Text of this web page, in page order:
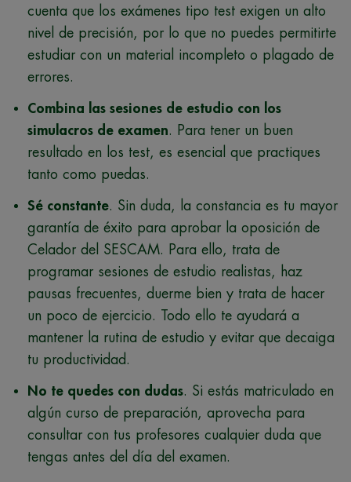
cuenta que los exámenes tipo test exigen un alto
nivel de precisión, por lo que no puedes permitirte
estudiar con un material incompleto o plagado de
errores.
Combina las sesiones de estudio con los
simulacros de examen. Para tener un buen
resultado en los test, es esencial que practiques
tanto como puedas.
Sé constante. Sin duda, la constancia es tu mayor
garantía de éxito para aprobar la oposición de
Celador del SESCAM. Para ello, trata de
programar sesiones de estudio realistas, haz
pausas frecuentes, duerme bien y trata de hacer
un poco de ejercicio. Todo ello te ayudará a
mantener la rutina de estudio y evitar que decaiga
tu productividad.
No te quedes con dudas. Si estás matriculado en
algún curso de preparación, aprovecha para
consultar con tus profesores cualquier duda que
tengas antes del día del examen.